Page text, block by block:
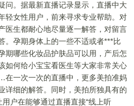
问。据最新直播记录显示，直播中大
轻女性用户，前来寻求专业帮助。对
医生都耐心地尽量逐一解答，对留言
。孕期身体上的一些不适或者***比
期哪些化妆品护肤品可以用，产后怎
如何给小宝宝看医生等大家非常关心
一次一次的直播中，更多美拍准妈
详细的解答。同时，美拍所独具有的
户在能够通过直播直接“线上听